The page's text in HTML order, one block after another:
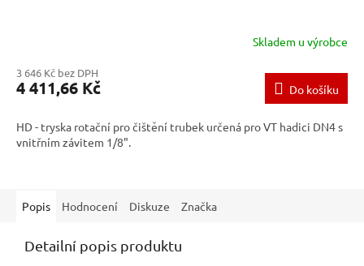
Skladem u výrobce
3 646 Kč bez DPH
4 411,66 Kč Do košíku
HD - tryska rotační pro čištění trubek určená pro VT hadici DN4 s
vnitřním závitem 1/8".
Popis Hodnocení Diskuze Značka
Detailní popis produktu